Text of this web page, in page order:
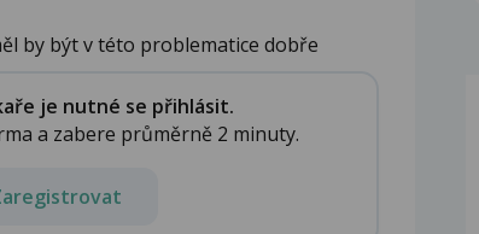
by být v této problematice dobře
je nutné se přihlásit.
a zabere průměrně 2 minuty.